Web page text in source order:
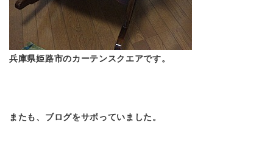
兵庫県姫路市のカーテンスクエアです。
またも、ブログをサボっていました。